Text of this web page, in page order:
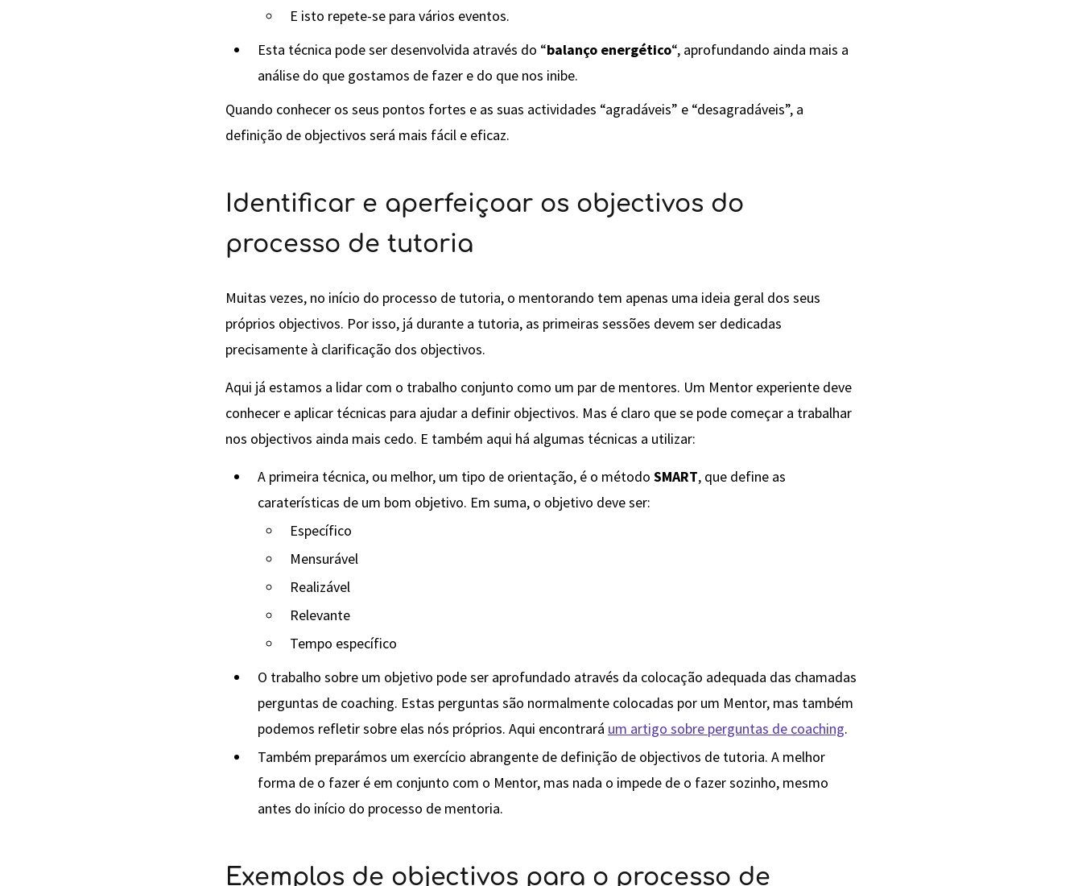
E isto repete-se para vários eventos.
Esta técnica pode ser desenvolvida através do “balanço energético“, aprofundando ainda mais a
análise do que gostamos de fazer e do que nos inibe.
Quando conhecer os seus pontos fortes e as suas actividades “agradáveis” e “desagradáveis”, a
definição de objectivos será mais fácil e eficaz.
Identificar e aperfeiçoar os objectivos do
processo de tutoria
Muitas vezes, no início do processo de tutoria, o mentorando tem apenas uma ideia geral dos seus
próprios objectivos. Por isso, já durante a tutoria, as primeiras sessões devem ser dedicadas
precisamente à clarificação dos objectivos.
Aqui já estamos a lidar com o trabalho conjunto como um par de mentores. Um Mentor experiente deve
conhecer e aplicar técnicas para ajudar a definir objectivos. Mas é claro que se pode começar a trabalhar
nos objectivos ainda mais cedo. E também aqui há algumas técnicas a utilizar:
A primeira técnica, ou melhor, um tipo de orientação, é o método SMART, que define as
caraterísticas de um bom objetivo. Em suma, o objetivo deve ser:
Específico
Mensurável
Realizável
Relevante
Tempo específico
O trabalho sobre um objetivo pode ser aprofundado através da colocação adequada das chamadas
perguntas de coaching. Estas perguntas são normalmente colocadas por um Mentor, mas também
podemos refletir sobre elas nós próprios. Aqui encontrará um artigo sobre perguntas de coaching.
Também preparámos um exercício abrangente de definição de objectivos de tutoria. A melhor
forma de o fazer é em conjunto com o Mentor, mas nada o impede de o fazer sozinho, mesmo
antes do início do processo de mentoria.
Exemplos de objectivos para o processo de